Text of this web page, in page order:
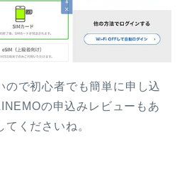
ので初心者でも簡単に申し込
の申込みレビューもあ
くださいね。